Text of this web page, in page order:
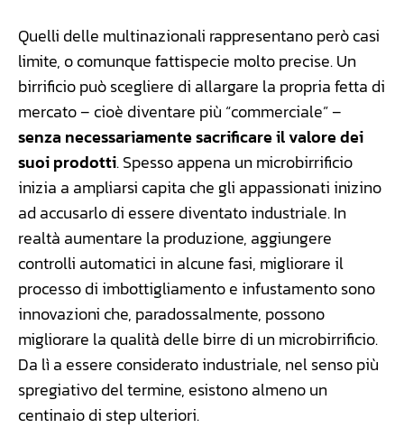
Quelli delle multinazionali rappresentano però casi
limite, o comunque fattispecie molto precise. Un
birrificio può scegliere di allargare la propria fetta di
mercato – cioè diventare più “commerciale” –
senza necessariamente sacrificare il valore dei
suoi prodotti. Spesso appena un microbirrificio
inizia a ampliarsi capita che gli appassionati inizino
ad accusarlo di essere diventato industriale. In
realtà aumentare la produzione, aggiungere
controlli automatici in alcune fasi, migliorare il
processo di imbottigliamento e infustamento sono
innovazioni che, paradossalmente, possono
migliorare la qualità delle birre di un microbirrificio.
Da lì a essere considerato industriale, nel senso più
spregiativo del termine, esistono almeno un
centinaio di step ulteriori.